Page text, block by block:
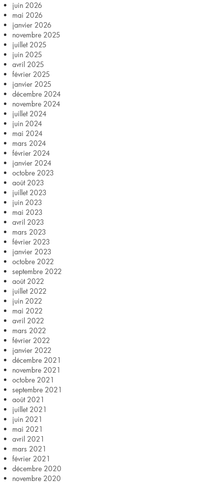
juin 2026
mai 2026
janvier 2026
novembre 2025
juillet 2025
juin 2025
avril 2025
février 2025
janvier 2025
décembre 2024
novembre 2024
juillet 2024
juin 2024
mai 2024
mars 2024
février 2024
janvier 2024
octobre 2023
août 2023
juillet 2023
juin 2023
mai 2023
avril 2023
mars 2023
février 2023
janvier 2023
octobre 2022
septembre 2022
août 2022
juillet 2022
juin 2022
mai 2022
avril 2022
mars 2022
février 2022
janvier 2022
décembre 2021
novembre 2021
octobre 2021
septembre 2021
août 2021
juillet 2021
juin 2021
mai 2021
avril 2021
mars 2021
février 2021
décembre 2020
novembre 2020